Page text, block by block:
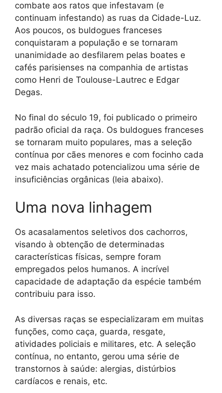
combate aos ratos que infestavam (e
continuam infestando) as ruas da Cidade-Luz.
Aos poucos, os buldogues franceses
conquistaram a população e se tornaram
unanimidade ao desfilarem pelas boates e
cafés parisienses na companhia de artistas
como Henri de Toulouse-Lautrec e Edgar
Degas.
No final do século 19, foi publicado o primeiro
padrão oficial da raça. Os buldogues franceses
se tornaram muito populares, mas a seleção
contínua por cães menores e com focinho cada
vez mais achatado potencializou uma série de
insuficiências orgânicas (leia abaixo).
Uma nova linhagem
Os acasalamentos seletivos dos cachorros,
visando à obtenção de determinadas
características físicas, sempre foram
empregados pelos humanos. A incrível
capacidade de adaptação da espécie também
contribuiu para isso.
As diversas raças se especializaram em muitas
funções, como caça, guarda, resgate,
atividades policiais e militares, etc. A seleção
contínua, no entanto, gerou uma série de
transtornos à saúde: alergias, distúrbios
cardíacos e renais, etc.